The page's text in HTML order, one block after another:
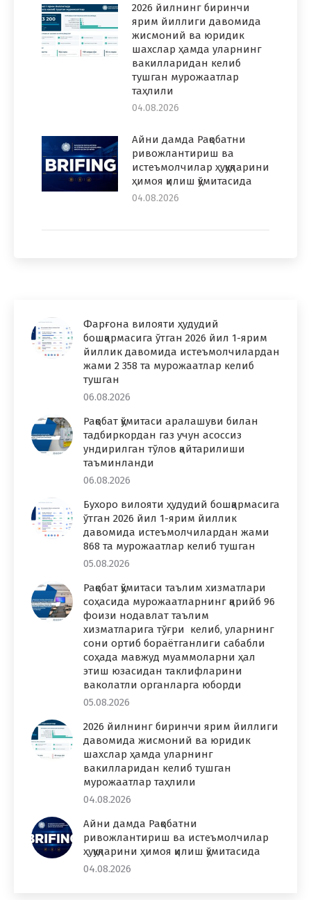
2026 йилнинг биринчи
ярим йиллиги давомида
жисмоний ва юридик
шахслар ҳамда уларнинг
вакилларидан келиб
тушган мурожаатлар
таҳлили
04.08.2026
Айни дамда Рақобатни
ривожлантириш ва
истеъмолчилар ҳуқуқларини
ҳимоя қилиш қўмитасида
04.08.2026
Фарғона вилояти ҳудудий
бошқармасига ўтган 2026 йил 1-ярим
йиллик давомида истеъмолчилардан
жами 2 358 та мурожаатлар келиб
тушган
06.08.2026
Рақобат қўмитаси аралашуви билан
тадбиркордан газ учун асоссиз
ундирилган тўлов қайтарилиши
таъминланди
06.08.2026
Бухоро вилояти ҳудудий бошқармасига
ўтган 2026 йил 1-ярим йиллик
давомида истеъмолчилардан жами
868 та мурожаатлар келиб тушган
05.08.2026
Рақобат қўмитаси таълим хизматлари
соҳасида мурожаатларнинг қарийб 96
фоизи нодавлат таълим
хизматларига тўғри келиб, уларнинг
сони ортиб бораётганлиги сабабли
соҳада мавжуд муаммоларни ҳал
этиш юзасидан таклифларини
ваколатли органларга юборди
05.08.2026
2026 йилнинг биринчи ярим йиллиги
давомида жисмоний ва юридик
шахслар ҳамда уларнинг
вакилларидан келиб тушган
мурожаатлар таҳлили
04.08.2026
Айни дамда Рақобатни
ривожлантириш ва истеъмолчилар
ҳуқуқларини ҳимоя қилиш қўмитасида
04.08.2026